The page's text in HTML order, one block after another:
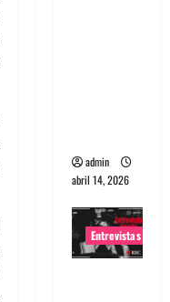
admin
abril 14, 2026
Entrevistas